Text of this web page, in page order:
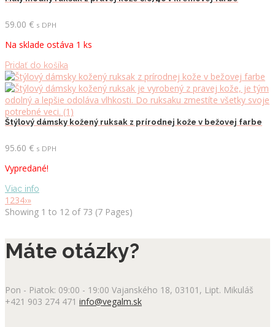
59.00 € s DPH
Na sklade ostáva 1 ks
Pridať do košíka
Štýlový dámsky kožený ruksak z prírodnej kože v bežovej farbe
95.60 € s DPH
Vypredané!
Viac info
1 234›»
Showing 1 to 12 of 73 (7 Pages)
Máte otázky?
Pon - Piatok: 09:00 - 19:00 Vajanského 18, 03101, Lipt. Mikuláš
+421 903 274 471 info@vegalm.sk